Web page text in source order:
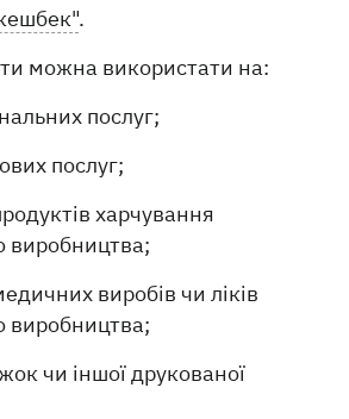
.
можна використати на:
послуг;
послуг;
харчування
виробництва;
виробів чи ліків
виробництва;
чи іншої друкованої